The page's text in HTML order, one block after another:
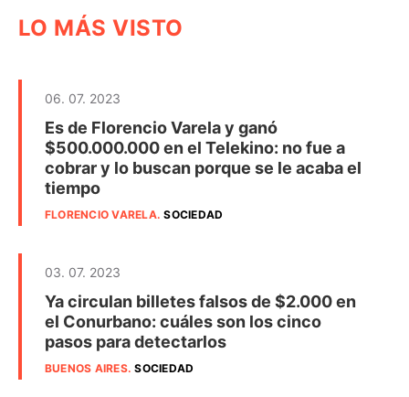
LO MÁS VISTO
06. 07. 2023
Es de Florencio Varela y ganó
$500.000.000 en el Telekino: no fue a
cobrar y lo buscan porque se le acaba el
tiempo
FLORENCIO VARELA.SOCIEDAD
03. 07. 2023
Ya circulan billetes falsos de $2.000 en
el Conurbano: cuáles son los cinco
pasos para detectarlos
BUENOS AIRES.SOCIEDAD